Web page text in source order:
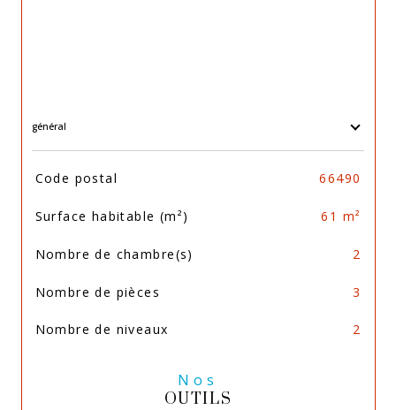
général
TRAD_SIROCCO_Caracteristique
Code postal 66490
Surface habitable (m²) 61 m²
Nombre de chambre(s) 2
Nombre de pièces 3
Nombre de niveaux 2
Nos
OUTILS